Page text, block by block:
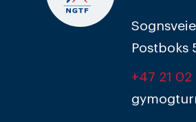
Postboks
+47 21